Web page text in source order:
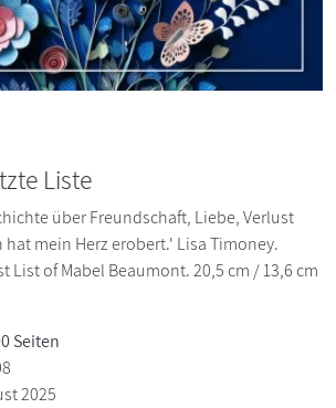
Liste
über Freundschaft, Liebe, Verlust
mein Herz erobert.' Lisa Timoney.
List of Mabel Beaumont. 20,5 cm / 13,6 cm
Seiten
2025